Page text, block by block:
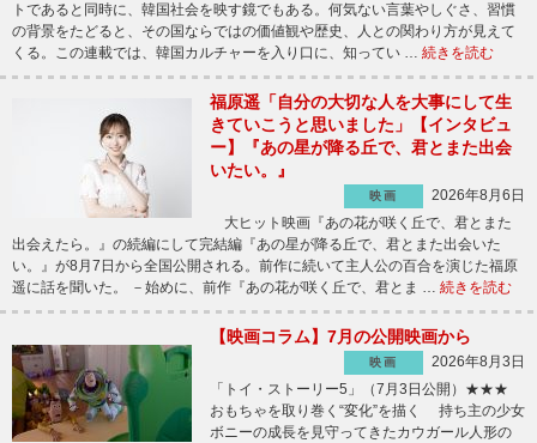
トであると同時に、韓国社会を映す鏡でもある。何気ない言葉やしぐさ、習慣
の背景をたどると、その国ならではの価値観や歴史、人との関わり方が見えて
くる。この連載では、韓国カルチャーを入り口に、知ってい … 続きを読む
福原遥「自分の大切な人を大事にして生
きていこうと思いました」【インタビュ
ー】『あの星が降る丘で、君とまた出会
いたい。』
映画
2026年8月6日
大ヒット映画『あの花が咲く丘で、君とまた
出会えたら。』の続編にして完結編『あの星が降る丘で、君とまた出会いた
い。』が8月7日から全国公開される。前作に続いて主人公の百合を演じた福原
遥に話を聞いた。 －始めに、前作『あの花が咲く丘で、君とま … 続きを読む
【映画コラム】7月の公開映画から
映画
2026年8月3日
「トイ・ストーリー5」（7月3日公開）★★★
おもちゃを取り巻く“変化”を描く 持ち主の少女
ボニーの成長を見守ってきたカウガール人形の